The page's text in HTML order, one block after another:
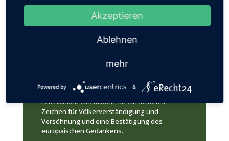
von der deutschen Besatzung befreit. Dieser
Jahrestag wird von den Gemeinden Venray
und Horst mit entsprechenden
Veranstaltungen gefeiert. Hierbei ist es
sicherlich bemerkenswert, dass die
Freunde zu dieser Feier eingeladen haben, in
teilzunehmen. Dass es heute möglich ist,
deutsche Freunde zu einer solchen
Feierlichkeit einzuladen, ist ein schönes
Zeichen für Völkerverständigung und
Versöhnung und eine Bestätigung des
europäischen Gedankens.
Akzeptieren
Ablehnen
mehr
Powered by &